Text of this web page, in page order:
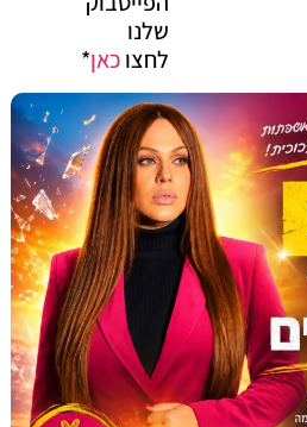
לחצוכאן*